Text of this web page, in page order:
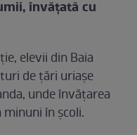
învățată cu
elevii din Baia
de țări uriașe
unde învățarea
în școli.